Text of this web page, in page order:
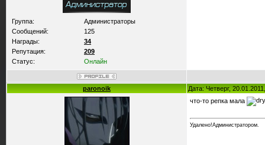
Группа:
Администраторы
Сообщений:
125
Награды:
34
Репутация:
209
Статус:
Онлайн
paronoik Дата: Четверг,
что-то репка мала
Удалено!Администратором.